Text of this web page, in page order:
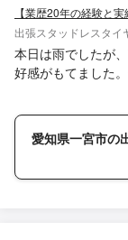
出張スタッドレスタイ
本日は雨でしたが
好感がもてました
愛知県一宮市の